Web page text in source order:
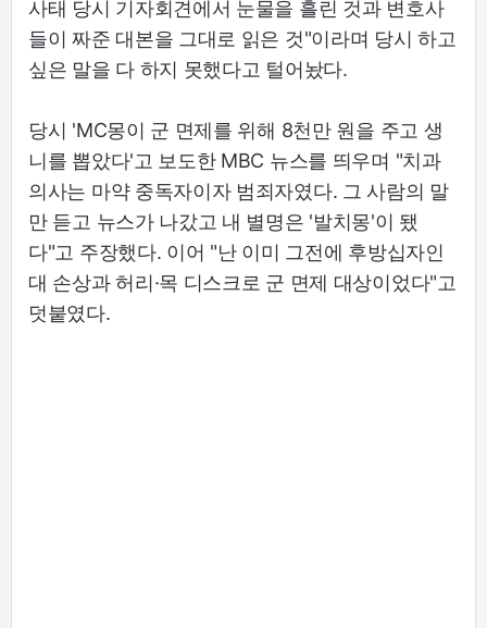
사태 당시 기자회견에서 눈물을 흘린 것과 변호사
들이 짜준 대본을 그대로 읽은 것"이라며 당시 하고
싶은 말을 다 하지 못했다고 털어놨다.
당시 'MC몽이 군 면제를 위해 8천만 원을 주고 생
니를 뽑았다'고 보도한 MBC 뉴스를 띄우며 "치과
의사는 마약 중독자이자 범죄자였다. 그 사람의 말
만 듣고 뉴스가 나갔고 내 별명은 '발치몽'이 됐
다"고 주장했다. 이어 "난 이미 그전에 후방십자인
대 손상과 허리·목 디스크로 군 면제 대상이었다"고
덧붙였다.